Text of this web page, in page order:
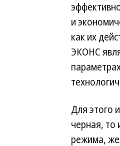
и
как их
ЭКОНС
Для этого
черная, то
режима,